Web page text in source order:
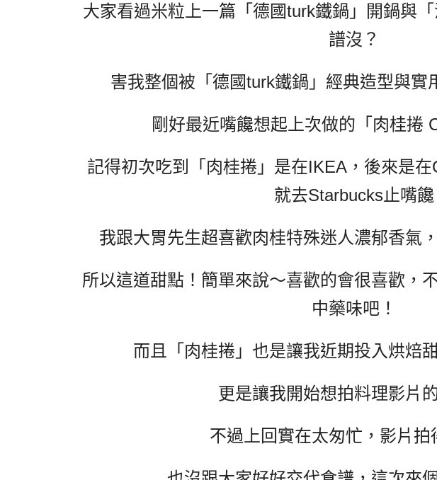
大家看過米粒上一篇「德國turk鐵鍋」開鍋與
譜沒？
害我整個被「德國turk鐵鍋」經典造型與實
剛好最近嘴饞想起上次做的「肉桂捲
記得初次吃到「肉桂捲」是在IKEA，後來是
就去Starbucks止嘴饞
我跟大胃先生超喜歡肉桂特殊迷人濃郁香氣
所以這道甜點！簡單來說～喜歡的會很喜歡，
中藥味吧！
而且「肉桂捲」也是讓我近期投入烘焙
更是讓我開始想拍料理影片
不過上回實在太匆忙，影片拍